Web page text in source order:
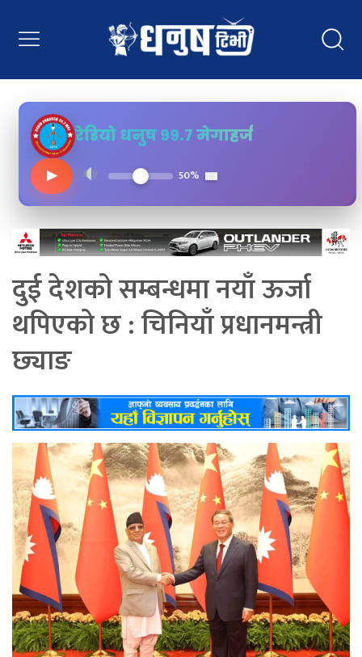
रेडियो धनुष ९९.७ मेगाहर्ज
▶
50%
दुई देशको सम्बन्धमा नयाँ ऊर्जा
थपिएको छ : चिनियाँ प्रधानमन्त्री
छ्याङ